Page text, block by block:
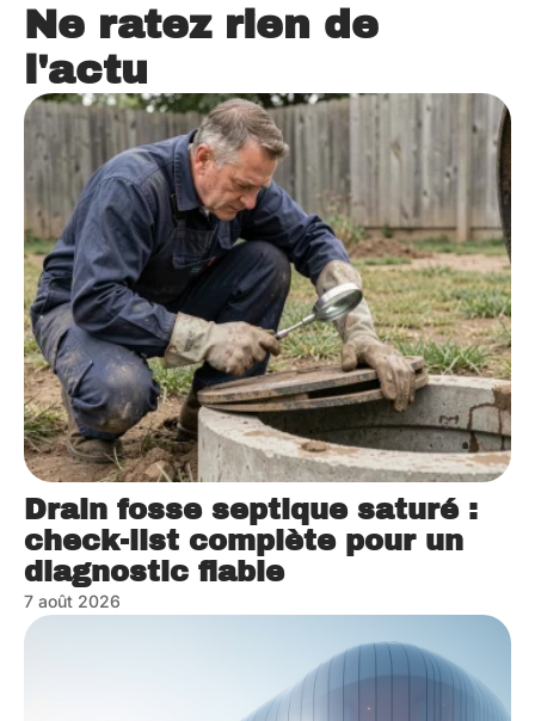
Ne ratez rien de
l'actu
Drain fosse septique saturé :
check-list complète pour un
diagnostic fiable
7 août 2026